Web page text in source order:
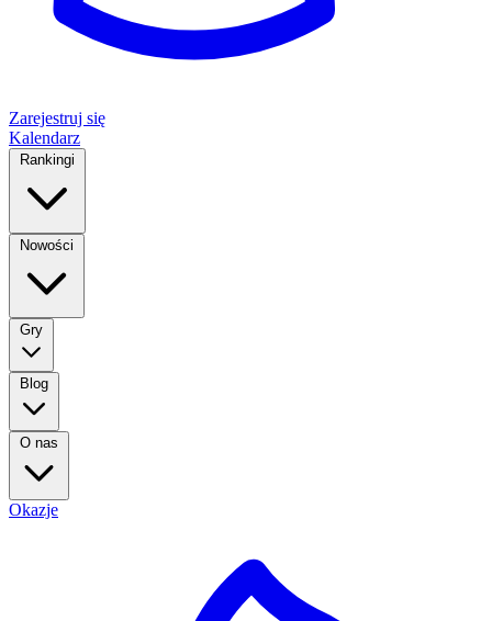
Zarejestruj się
Kalendarz
Rankingi
Nowości
Gry
Blog
O nas
Okazje